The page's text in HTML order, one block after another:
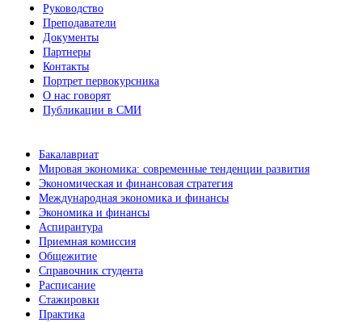
Руководство
Преподаватели
Документы
Партнеры
Контакты
Портрет первокурсника
О нас говорят
Публикации в СМИ
Бакалавриат
Мировая экономика: современные тенденции развития
Экономическая и финансовая стратегия
Международная экономика и финансы
Экономика и финансы
Аспирантура
Приемная комиссия
Общежитие
Справочник студента
Расписание
Стажировки
Практика